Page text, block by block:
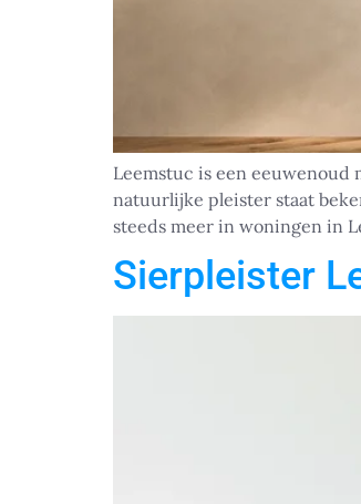
Leemstuc is een eeuwenoud
natuurlijke pleister staat
steeds meer in woningen in
Sierpleister